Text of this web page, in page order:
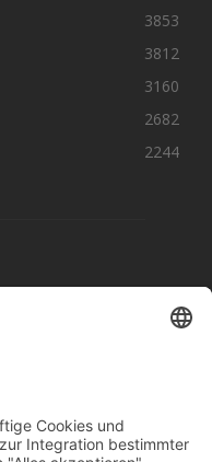
3853
3812
3160
2682
2244